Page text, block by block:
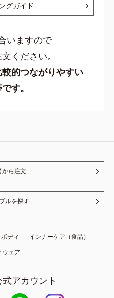
グガイド
いますので
ください。
的つながりやすい
す。
から注文
ルを探す
ディ
インナーケア（食品）
ウェア
式アカウント